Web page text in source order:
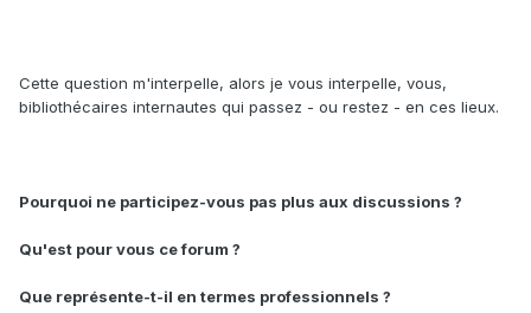
Cette question m'interpelle, alors je vous interpelle, vous,
bibliothécaires internautes qui passez - ou restez - en ces lieux.
Pourquoi ne participez-vous pas plus aux discussions ?
Qu'est pour vous ce forum ?
Que représente-t-il en termes professionnels ?